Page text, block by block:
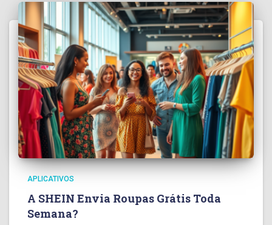
APLICATIVOS
A SHEIN Envia Roupas Grátis Toda
Semana?